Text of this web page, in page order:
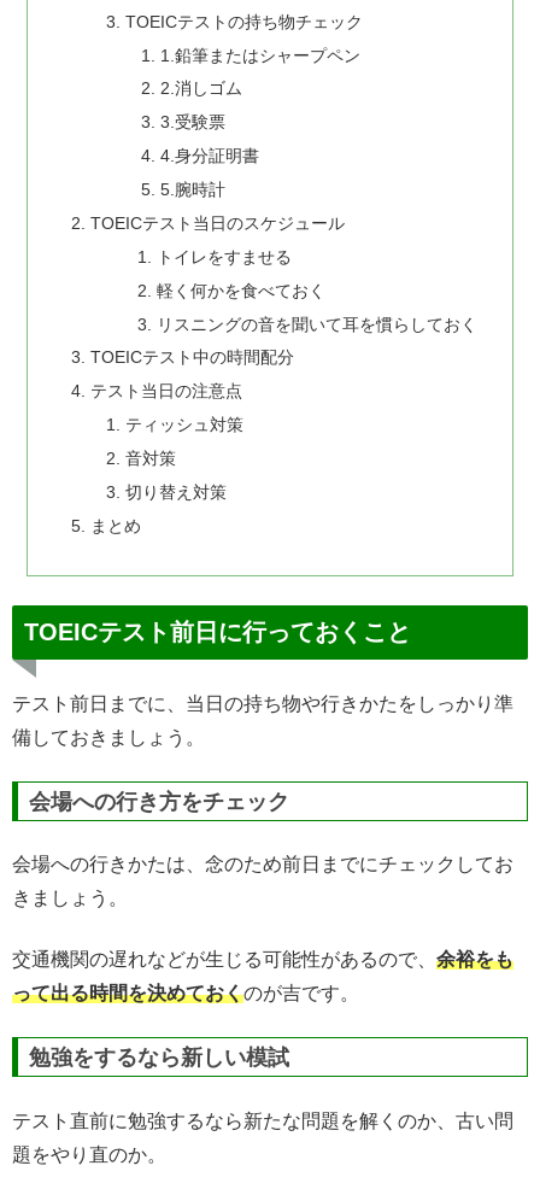
TOEICテストの持ち物チェック
1.鉛筆またはシャープペン
2.消しゴム
3.受験票
4.身分証明書
5.腕時計
TOEICテスト当日のスケジュール
トイレをすませる
軽く何かを食べておく
リスニングの音を聞いて耳を慣らしておく
TOEICテスト中の時間配分
テスト当日の注意点
ティッシュ対策
音対策
切り替え対策
まとめ
TOEICテスト前日に行っておくこと
テスト前日までに、当日の持ち物や行きかたをしっかり準
備しておきましょう。
会場への行き方をチェック
会場への行きかたは、念のため前日までにチェックしてお
きましょう。
交通機関の遅れなどが生じる可能性があるので、 余裕をも
って出る時間を決めておくのが吉です。
勉強をするなら新しい模試
テスト直前に勉強するなら新たな問題を解くのか、古い問
題をやり直のか。